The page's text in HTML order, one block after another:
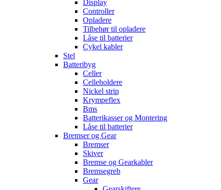
Display
Controller
Opladere
Tilbehør til opladere
Låse til batterier
Cykel kabler
Stel
Batteribyg
Celler
Celleholdere
Nickel strip
Krympeflex
Bms
Batterikasser og Montering
Låse til batterier
Bremser og Gear
Bremser
Skiver
Bremse og Gearkabler
Bremsegreb
Gear